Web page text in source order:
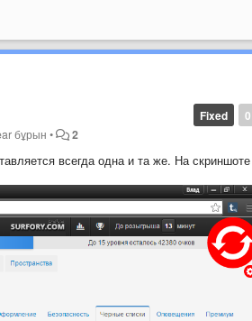
0
Fixed
бұрын • 2
всегда одна и та же. На скриншоте